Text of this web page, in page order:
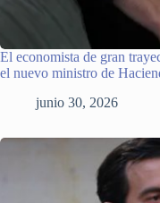
El economista de gran
el nuevo ministro de
junio 30, 2026